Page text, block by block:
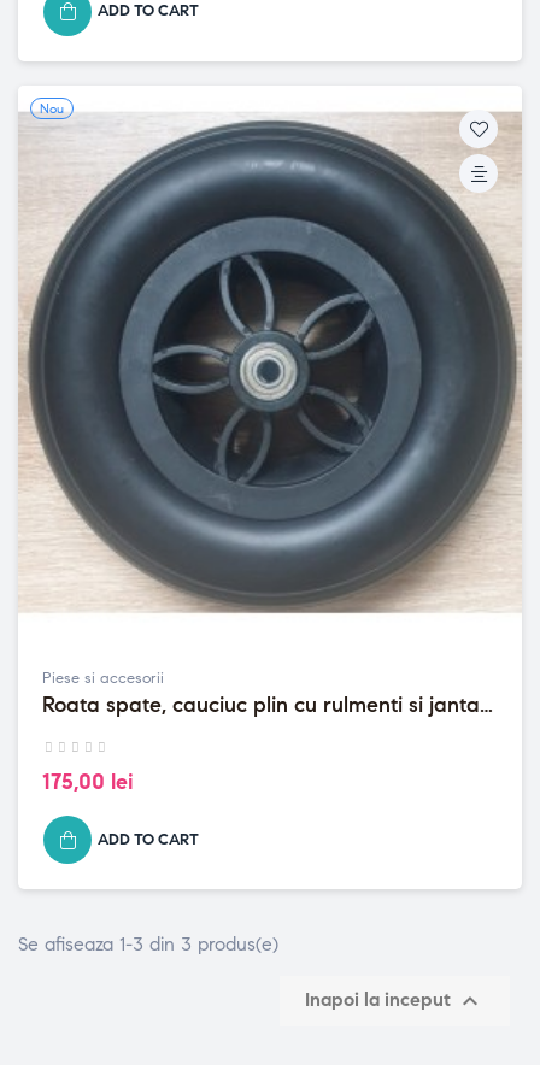
ADD TO CART
Nou
Piese si accesorii
Roata spate, cauciuc plin cu rulmenti si janta
175,00 lei
ADD TO CART
Se afiseaza 1-3 din 3 produs(e)
Inapoi la inceput 